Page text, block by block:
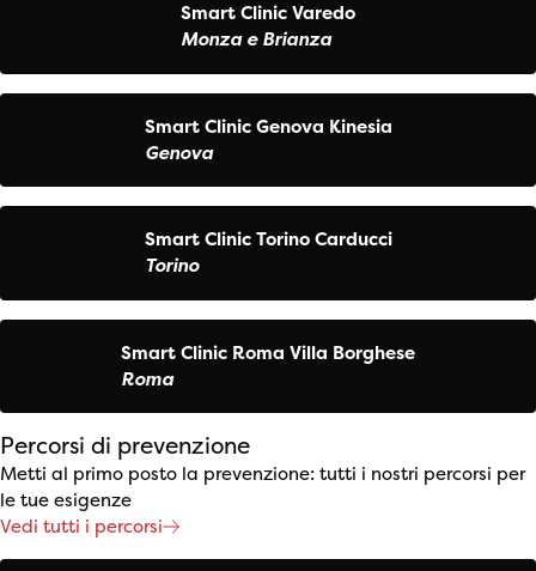
Smart Clinic Varedo
Monza e Brianza
Smart Clinic Genova Kinesia
Genova
Smart Clinic Torino Carducci
Torino
Smart Clinic Roma Villa Borghese
Roma
Percorsi di prevenzione
Metti al primo posto la prevenzione: tutti i nostri percorsi per
le tue esigenze
Vedi tutti i percorsi